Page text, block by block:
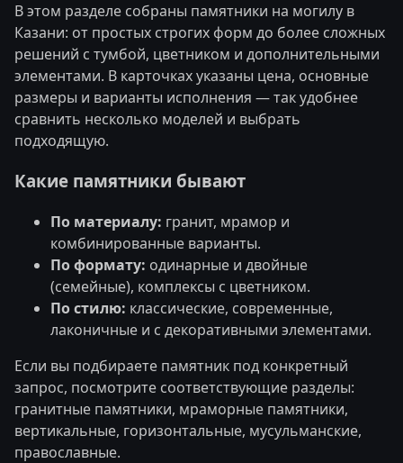
В этом разделе собраны памятники на могилу в
Казани: от простых строгих форм до более сложных
решений с тумбой, цветником и дополнительными
элементами. В карточках указаны цена, основные
размеры и варианты исполнения — так удобнее
сравнить несколько моделей и выбрать
подходящую.
Какие памятники бывают
По материалу: гранит, мрамор и
комбинированные варианты.
По формату: одинарные и двойные
(семейные), комплексы с цветником.
По стилю: классические, современные,
лаконичные и с декоративными элементами.
Если вы подбираете памятник под конкретный
запрос, посмотрите соответствующие разделы:
гранитные памятники, мраморные памятники,
вертикальные, горизонтальные, мусульманские,
православные.